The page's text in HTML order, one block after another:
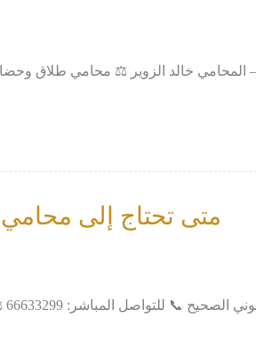
متى تحتاج إلى
القضايا الجنائية، المدنية، الأسرية، العمالية، والتجارية ...